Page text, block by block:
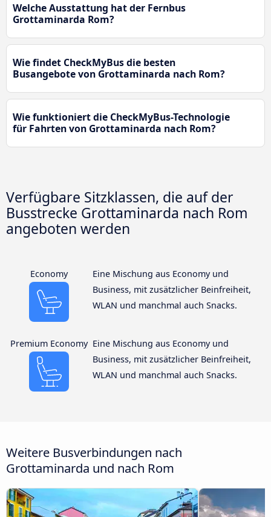
Welche Ausstattung hat der Fernbus
Grottaminarda Rom?
Wie findet CheckMyBus die besten
Busangebote von Grottaminarda nach Rom?
Wie funktioniert die CheckMyBus-Technologie
für Fahrten von Grottaminarda nach Rom?
Verfügbare Sitzklassen, die auf der
Busstrecke Grottaminarda nach Rom
angeboten werden
Economy
Eine Mischung aus Economy und
Business, mit zusätzlicher Beinfreiheit,
WLAN und manchmal auch Snacks.
Premium Economy Eine Mischung aus Economy und
Business, mit zusätzlicher Beinfreiheit,
WLAN und manchmal auch Snacks.
Weitere Busverbindungen nach
Grottaminarda und nach Rom